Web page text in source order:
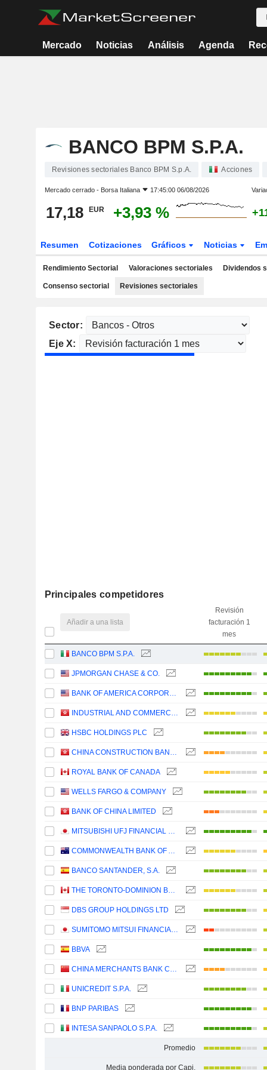
Mercado Noticias Análisis Agenda
BANCO BPM S.P.A.
Revisiones sectoriales Banco BPM S.p.A. Acciones
Mercado cerrado - Borsa Italiana 17:45:00 06/08/2026
17,18 EUR +3,93 %
Resumen Cotizaciones Gráficos Noticias
Rendimiento Sectorial Valoraciones sectoriales Dividendos
Consenso sectorial Revisiones sectoriales
Sector:
Eje X:
Principales competidores
Añadir a una lista
Revisión
facturación 1
mes
BANCO BPM S.P.A.
JPMORGAN CHASE & CO.
BANK OF AMERICA CORPORATION
INDUSTRIAL AND COMMERCIAL BANK OF CHINA LIMITED
HSBC HOLDINGS PLC
CHINA CONSTRUCTION BANK CORPORATION
ROYAL BANK OF CANADA
WELLS FARGO & COMPANY
BANK OF CHINA LIMITED
MITSUBISHI UFJ FINANCIAL GROUP, INC.
COMMONWEALTH BANK OF AUSTRALIA
BANCO SANTANDER, S.A.
THE TORONTO-DOMINION BANK
DBS GROUP HOLDINGS LTD
SUMITOMO MITSUI FINANCIAL GROUP, INC.
BBVA
CHINA MERCHANTS BANK CO., LTD.
UNICREDIT S.P.A.
BNP PARIBAS
INTESA SANPAOLO S.P.A.
Promedio
Media ponderada por Capi.